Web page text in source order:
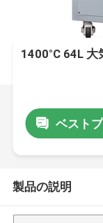
1400°C 64L 大
ベスト
製品の説明